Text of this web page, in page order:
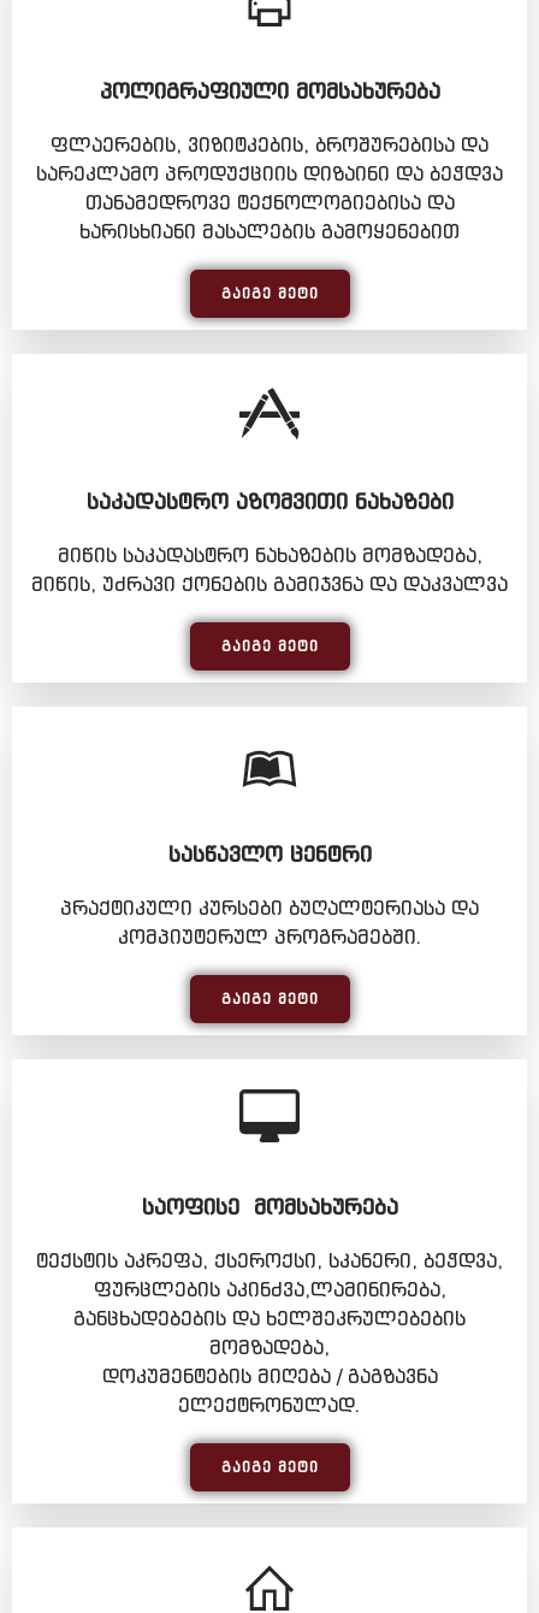
ᲞᲝᲚᲘᲒᲠᲐᲤᲘᲣᲚᲘ ᲛᲝᲛᲡᲐᲮᲣᲠᲔᲑᲐ
ფლაერების, ვიზიტკების, ბროშურებისა და
სარეკლამო პროდუქციის დიზაინი და ბეჭდვა
თანამედროვე ტექნოლოგიებისა და
ხარისხიანი მასალების გამოყენებით
ᲒᲐᲘᲒᲔ ᲛᲔᲢᲘ
ᲡᲐᲙᲐᲓᲐᲡᲢᲠᲝ ᲐᲖᲝᲛᲕᲘᲗᲘ ᲜᲐᲮᲐᲖᲔᲑᲘ
მიწის საკადასტრო ნახაზების მომზადება,
მიწის, უძრავი ქონების გამიჯვნა და დაკვალვა
ᲒᲐᲘᲒᲔ ᲛᲔᲢᲘ
ᲡᲐᲡᲬᲐᲕᲚᲝ ᲪᲔᲜᲢᲠᲘ
პრაქტიკული კურსები ბუღალტერიასა და
კომპიუტერულ პროგრამებში.
ᲒᲐᲘᲒᲔ ᲛᲔᲢᲘ
ᲡᲐᲝᲤᲘᲡᲔ ᲛᲝᲛᲡᲐᲮᲣᲠᲔᲑᲐ
ტექსტის აკრეფა, ქსეროქსი, სკანერი, ბეჭდვა,
ფურცლების აკინძვა,ლამინირება,
განცხადებების და ხელშეკრულებების
მომზადება,
დოკუმენტების მიღება / გაგზავნა
ელექტრონულად.
ᲒᲐᲘᲒᲔ ᲛᲔᲢᲘ